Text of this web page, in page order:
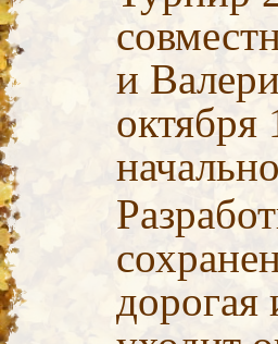
и
октября
дорогая